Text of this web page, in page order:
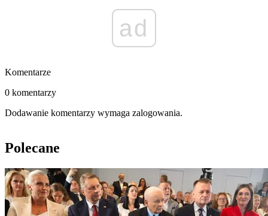
ad
Komentarze
0 komentarzy
Dodawanie komentarzy wymaga zalogowania.
Polecane